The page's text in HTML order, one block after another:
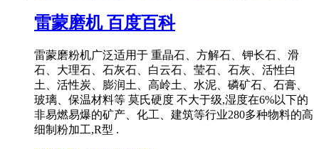
雷蒙磨机 百度百科
雷蒙磨粉机广泛适用于 重晶石、方解石、钾长石、滑
石、大理石、石灰石、白云石、莹石、石灰、活性白
土、活性炭、膨润土、高岭土、水泥、磷矿石、石膏、
玻璃、保温材料等 莫氏硬度 不大于级,湿度在6%以下的
非易燃易爆的矿产、化工、建筑等行业280多种物料的高
细制粉加工,R型 .